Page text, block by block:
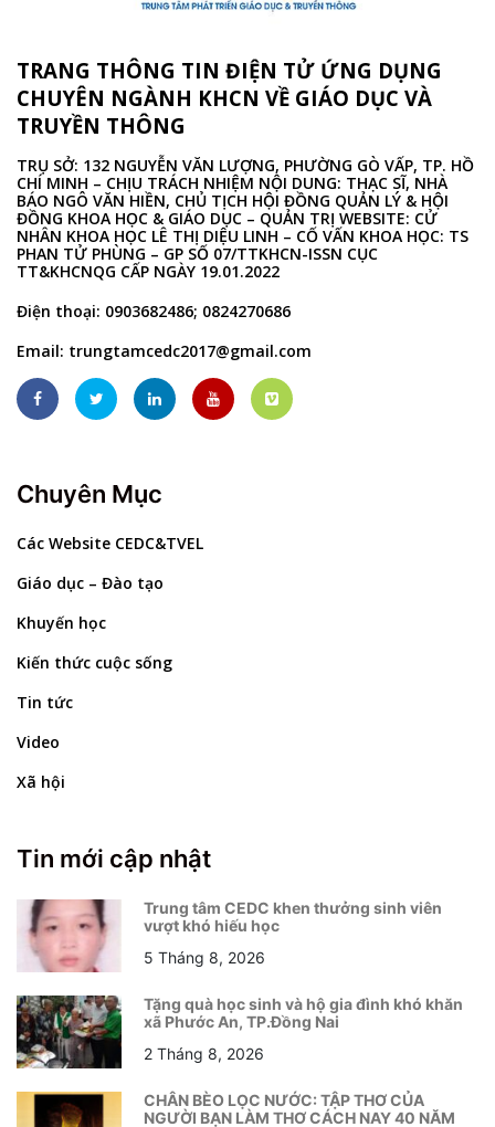
TRANG THÔNG TIN ĐIỆN TỬ ỨNG DỤNG
CHUYÊN NGÀNH KHCN VỀ GIÁO DỤC VÀ
TRUYỀN THÔNG
TRỤ SỞ: 132 NGUYỄN VĂN LƯỢNG, PHƯỜNG GÒ VẤP, TP. HỒ
CHÍ MINH – CHỊU TRÁCH NHIỆM NỘI DUNG: THẠC SĨ, NHÀ
BÁO NGÔ VĂN HIỀN, CHỦ TỊCH HỘI ĐỒNG QUẢN LÝ & HỘI
ĐỒNG KHOA HỌC & GIÁO DỤC – QUẢN TRỊ WEBSITE: CỬ
NHÂN KHOA HỌC LÊ THỊ DIỆU LINH – CỐ VẤN KHOA HỌC: TS
PHAN TỬ PHÙNG – GP SỐ 07/TTKHCN-ISSN CỤC
TT&KHCNQG CẤP NGÀY 19.01.2022
Điện thoại: 0903682486; 0824270686
Email: trungtamcedc2017@gmail.com
Chuyên Mục
Các Website CEDC&TVEL
Giáo dục – Đào tạo
Khuyến học
Kiến thức cuộc sống
Tin tức
Video
Xã hội
Tin mới cập nhật
Trung tâm CEDC khen thưởng sinh viên
vượt khó hiếu học
5 Tháng 8, 2026
Tặng quà học sinh và hộ gia đình khó khăn
xã Phước An, TP.Đồng Nai
2 Tháng 8, 2026
CHÂN BÈO LỌC NƯỚC: TẬP THƠ CỦA
NGƯỜI BẠN LÀM THƠ CÁCH NAY 40 NĂM